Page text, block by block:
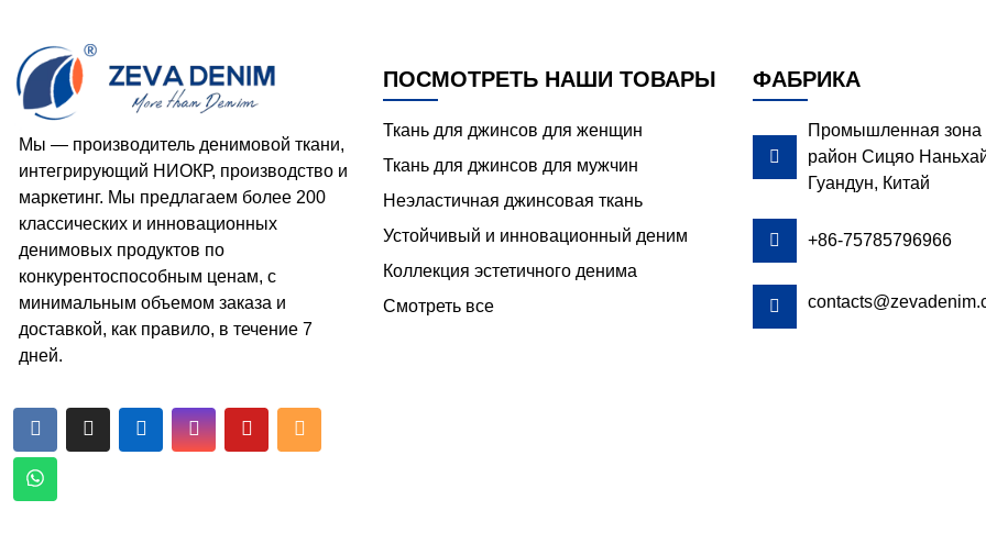
Мы — производитель денимовой ткани,
интегрирующий НИОКР, производство и
маркетинг. Мы предлагаем более 200
классических и инновационных
денимовых продуктов по
конкурентоспособным ценам, с
минимальным объемом заказа и
доставкой, как правило, в течение 7
дней.
     
ПОСМОТРЕТЬ НАШИ ТОВАРЫ
Ткань для джинсов для женщин
Ткань для джинсов для мужчин
Неэластичная джинсовая ткань
Устойчивый и инновационный деним
Коллекция эстетичного денима
Смотреть все
ФАБРИКА

Промышленная зона
район Сицяо
Гуандун, Китай
 +86-75785796966
